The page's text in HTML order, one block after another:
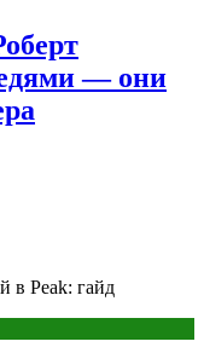
— они
в Peak: гайд